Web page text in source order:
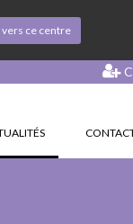
ce centre
(CURRENT)